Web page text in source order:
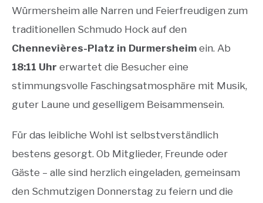
Würmersheim alle Narren und Feierfreudigen zum
traditionellen Schmudo Hock auf den
Chennevières-Platz in Durmersheim ein. Ab
18:11 Uhr erwartet die Besucher eine
stimmungsvolle Faschingsatmosphäre mit Musik,
guter Laune und geselligem Beisammensein.
Für das leibliche Wohl ist selbstverständlich
bestens gesorgt. Ob Mitglieder, Freunde oder
Gäste – alle sind herzlich eingeladen, gemeinsam
den Schmutzigen Donnerstag zu feiern und die